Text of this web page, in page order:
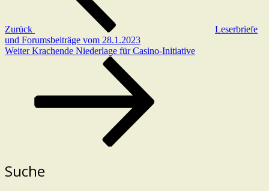
Zurück
Leserbriefe
und Forumsbeiträge vom 28.1.2023
Nächster
Weiter Krachende Niederlage für Casino-Initiative
Suche